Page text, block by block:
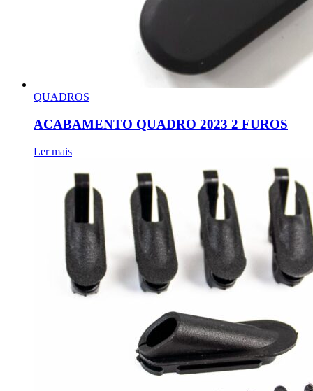
QUADROS
ACABAMENTO QUADRO 2023 2 FUROS
Ler mais